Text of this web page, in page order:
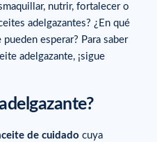
nutrir, fortalecer o
adelgazantes? ¿En qué
esperar? Para saber
adelgazante, ¡sigue
de cuidado cuya